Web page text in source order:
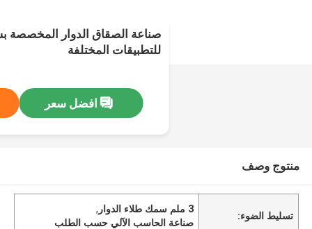
للتطبيقات المختلفة
افضل سعر
منتوج وصف
تسليط الضوء:
3 ملم سمك طلاء الدوار
,
صناعة الحاسب الآلي حسب الطلب